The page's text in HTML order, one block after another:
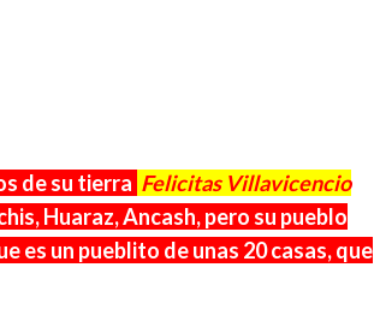
de su tierra Felicitas Villavicencio
Huaraz, Ancash, pero su pueblo
es un pueblito de unas 20 casas, que